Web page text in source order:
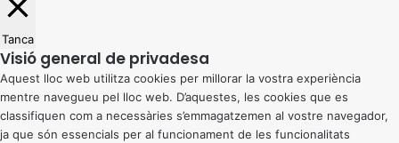
Tanca
Visió general de privadesa
Aquest lloc web utilitza cookies per millorar la vostra experiència
mentre navegueu pel lloc web. D’aquestes, les cookies que es
classifiquen com a necessàries s’emmagatzemen al vostre navegador,
ja que són essencials per al funcionament de les funcionalitats